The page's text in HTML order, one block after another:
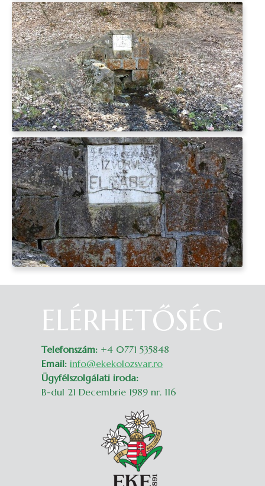
ELÉRHETŐSÉG
Telefonszám: +4 0771 535848
Email: info@ekekolozsvar.ro
Ügyfélszolgálati iroda:
B-dul 21 Decembrie 1989 nr. 116